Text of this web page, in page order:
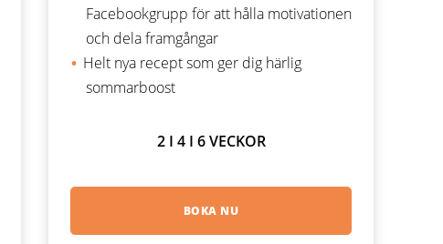
Facebookgrupp för att hålla motivationen
och dela framgångar
Helt nya recept som ger dig härlig
sommarboost
2 I 4 I 6 VECKOR
BOKA NU